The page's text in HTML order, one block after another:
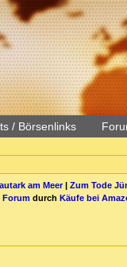
/ Börsenlinks
am Meer| Zum Tode
Forum durch Käufe bei